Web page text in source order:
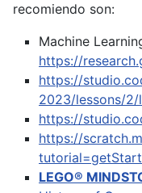
recomiendo son:
Machine
https://
https://
2023/lessons/2/
https://
https://
LEGO®